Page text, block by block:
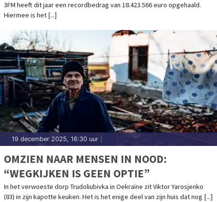
3FM heeft dit jaar een recordbedrag van 18.423.566 euro opgehaald.
Hiermee is het [...]
19 december 2025, 16:30 uur
OMZIEN NAAR MENSEN IN NOOD:
“WEGKIJKEN IS GEEN OPTIE”
In het verwoeste dorp Trudoliubivka in Oekraïne zit Viktor Yarosjenko
(83) in zijn kapotte keuken. Het is het enige deel van zijn huis dat nog [...]